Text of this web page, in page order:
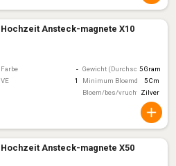
Hochzeit Ansteck-magnete X10
Farbe - Gewicht (Durchschnitt)
5 Gram
VE
1 Minimum Bloemdiameter
5 Cm
Bloem/bes/vruchtkleur
Zilver
Hochzeit Ansteck-magnete X50